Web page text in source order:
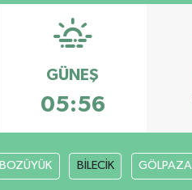
GÜNEŞ
05:56
BOZÜYÜK BİLECİK